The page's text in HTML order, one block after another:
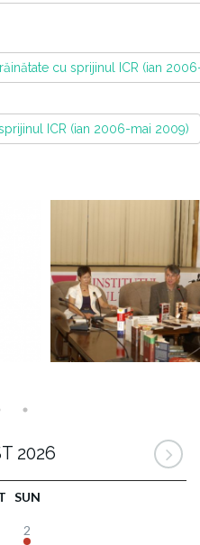
cu sprijinul ICR (ian
ICR (ian 2006-mai 2009)
2026
SUN
2